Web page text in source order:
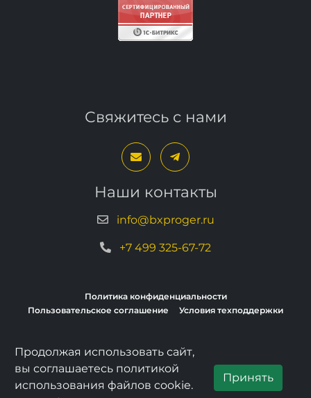
Свяжитесь с нами
Наши контакты
info@bxproger.ru
+7 499 325-67-72
Политика конфиденциальности
Пользовательское соглашение
Условия техподдержки
Copyright © 2013–2026, BXPROGER
Продолжая использовать сайт,
вы соглашаетесь политикой
использования файлов cookie.
Принять